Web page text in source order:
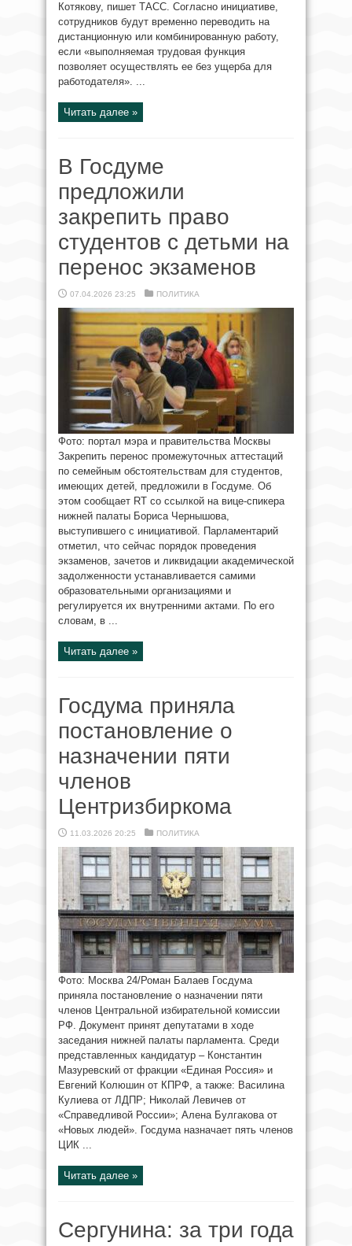
Котякову, пишет ТАСС. Согласно инициативе,
сотрудников будут временно переводить на
дистанционную или комбинированную работу,
если «выполняемая трудовая функция
позволяет осуществлять ее без ущерба для
работодателя». ...
Читать далее »
В Госдуме
предложили
закрепить право
студентов с детьми на
перенос экзаменов
07.04.2026 23:25 ПОЛИТИКА
Фото: портал мэра и правительства Москвы​
Закрепить перенос промежуточных аттестаций
по семейным обстоятельствам для студентов,
имеющих детей, предложили в Госдуме. Об
этом сообщает RT со ссылкой на вице-спикера
нижней палаты Бориса Чернышова,
выступившего с инициативой. Парламентарий
отметил, что сейчас порядок проведения
экзаменов, зачетов и ликвидации академической
задолженности устанавливается самими
образовательными организациями и
регулируется их внутренними актами. По его
словам, в ...
Читать далее »
Госдума приняла
постановление о
назначении пяти
членов
Центризбиркома
11.03.2026 20:25 ПОЛИТИКА
Фото: Москва 24/Роман Балаев Госдума
приняла постановление о назначении пяти
членов Центральной избирательной комиссии
РФ. Документ принят депутатами в ходе
заседания нижней палаты парламента. Среди
представленных кандидатур – Константин
Мазуревский от фракции «Единая Россия» и
Евгений Колюшин от КПРФ, а также: Василина
Кулиева от ЛДПР; Николай Левичев от
«Справедливой России»; Алена Булгакова от
«Новых людей». Госдума назначает пять членов
ЦИК ...
Читать далее »
Сергунина: за три года